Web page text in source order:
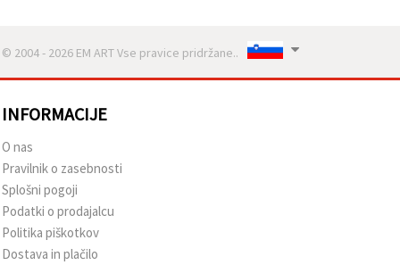
© 2004 - 2026 EM ART Vse pravice pridržane..
INFORMACIJE
O nas
Pravilnik o zasebnosti
Splošni pogoji
Podatki o prodajalcu
Politika piškotkov
Dostava in plačilo